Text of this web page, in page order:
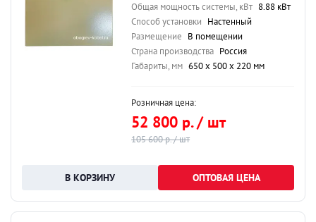
Общая мощность системы, кВт 8.88 кВт
Способ установки Настенный
Размещение В помещении
Страна производства Россия
Габариты, мм 650 х 500 х 220 мм
Розничная цена:
52 800 р. / шт
105 600 р. / шт
ОПТОВАЯ ЦЕНА